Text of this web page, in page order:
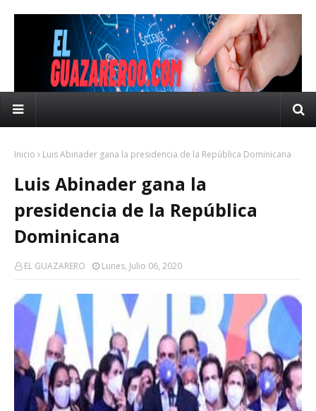
Inicio Luis Abinader gana la presidencia de la República Dominicana
Luis Abinader gana la
presidencia de la República
Dominicana
EL GUAZARERO Lunes, Julio 06, 2020